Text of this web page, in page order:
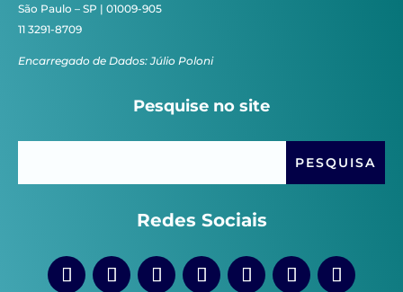
São Paulo – SP | 01009-905
11 3291-8709
Encarregado de Dados: Júlio Poloni
Pesquise no site
Redes Sociais